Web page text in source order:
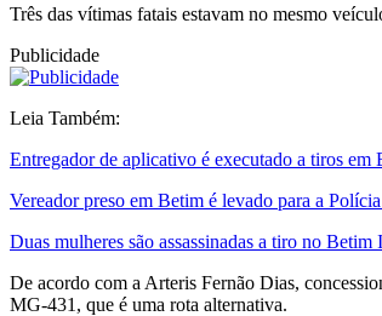
Três das vítimas fatais estavam no mesmo
Publicidade
Leia Também:
Entregador de aplicativo é executado a tiros em
Vereador preso em Betim é levado para a
Duas mulheres são assassinadas a tiro no Betim
De acordo com a Arteris Fernão Dias,
MG-431, que é uma rota alternativa.